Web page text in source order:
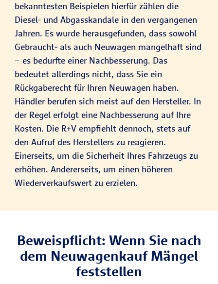
bekanntesten Beispielen hierfür zählen die
Diesel- und Abgasskandale in den vergangenen
Jahren. Es wurde herausgefunden, dass sowohl
Gebraucht- als auch Neuwagen mangelhaft sind
– es bedurfte einer Nachbesserung. Das
bedeutet allerdings nicht, dass Sie ein
Rückgaberecht für Ihren Neuwagen haben.
Händler berufen sich meist auf den Hersteller. In
der Regel erfolgt eine Nachbesserung auf Ihre
Kosten. Die R+V empfiehlt dennoch, stets auf
den Aufruf des Herstellers zu reagieren.
Einerseits, um die Sicherheit Ihres Fahrzeugs zu
erhöhen. Andererseits, um einen höheren
Wiederverkaufswert zu erzielen.
Beweispflicht: Wenn Sie nach
dem Neuwagenkauf Mängel
feststellen